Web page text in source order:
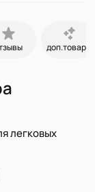
доп.товары
легковых